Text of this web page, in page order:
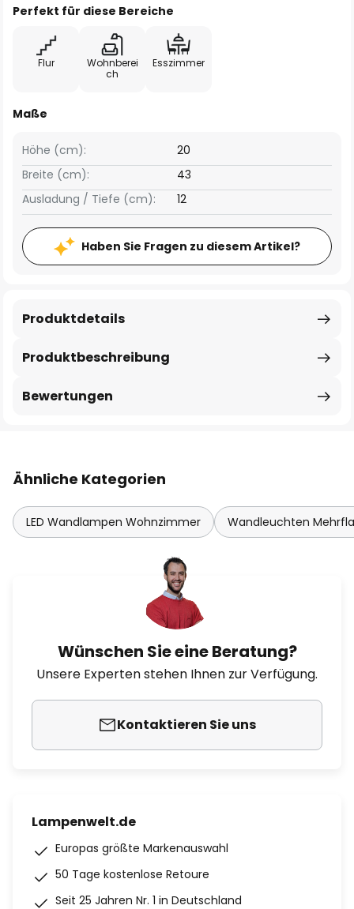
Perfekt für diese Bereiche
Flur
Wohnberei
ch
Esszimmer
Maße
Breite (cm): 43
Höhe (cm): 20
Ausladung / Tiefe (cm): 12
Haben Sie Fragen zu diesem Artikel?
Produktbeschreibung
Produktdetails
Bewertungen
Ähnliche Kategorien
LED Wandlampen Wohnzimmer Wandleuchten
Wünschen Sie eine Beratung?
Unsere Experten stehen Ihnen zur Verfügung.
Kontaktieren Sie uns
Lampenwelt.de
Europas größte Markenauswahl
50 Tage kostenlose Retoure
Seit 25 Jahren Nr. 1 in Deutschland